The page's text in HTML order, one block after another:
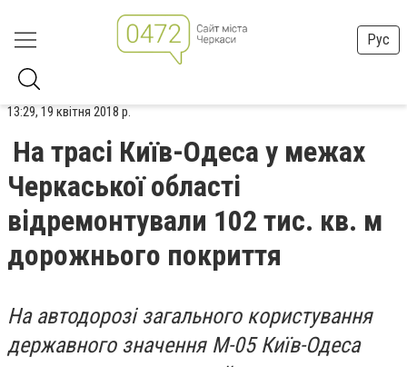
Рус
13:29, 19 квітня 2018 р.
На трасі Київ-Одеса у межах
Черкаської області
відремонтували 102 тис. кв. м
дорожнього покриття
На автодорозі загального користування
державного значення М-05 Київ-Одеса